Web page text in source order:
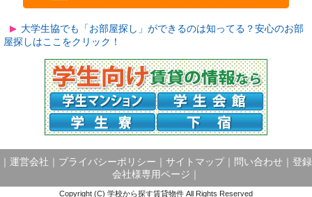
大学生協でも「お部屋探し」ができるのは知ってる？安心のお部
屋探しはここをクリック！
運営会社 プライバシーポリシー サイトマップ｜ 問い合わせ
登録
会社様専用ページ
Copyright (C) 学校から探す賃貸物件 All Rights Reserved